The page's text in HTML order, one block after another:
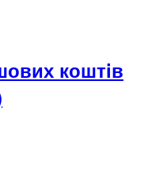
коштiв